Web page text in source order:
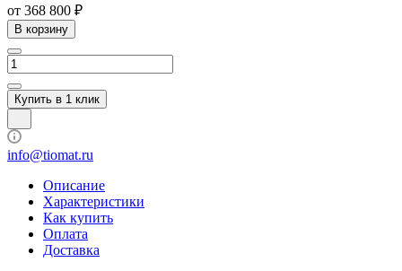
от 368 800 ₽
В корзину
Купить в 1 клик
info@tiomat.ru
Описание
Характеристики
Как купить
Оплата
Доставка